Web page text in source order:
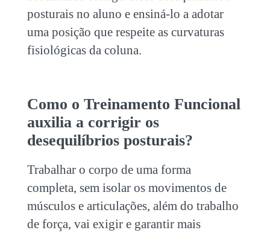
posturaisno aluno e ensiná-lo a adotar
uma posição que respeite as curvaturas
fisiológicas da coluna.
Como o Treinamento Funcional
auxilia a corrigir os
desequilíbrios posturais?
Trabalhar o corpo de uma forma
completa, sem isolar os movimentos de
músculos e articulações, além do trabalho
de força, vai exigir e garantir mais